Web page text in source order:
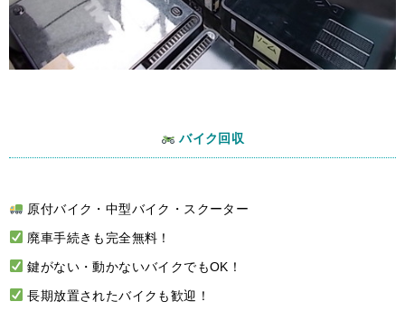
バイク回収
原付バイク・中型バイク・スクーター
廃車手続きも完全無料！
鍵がない・動かないバイクでもOK！
長期放置されたバイクも歓迎！